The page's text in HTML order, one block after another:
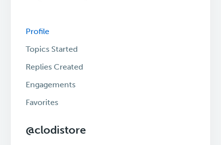
Profile
Topics Started
Replies Created
Engagements
Favorites
@clodistore